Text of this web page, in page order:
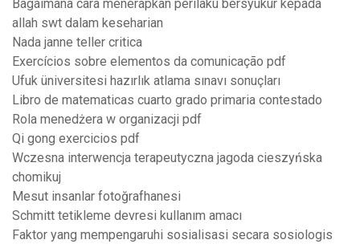
Bagaimana cara menerapkan perilaku bersyukur kepada
allah swt dalam keseharian
Nada janne teller critica
Exercícios sobre elementos da comunicação pdf
Ufuk üniversitesi hazırlık atlama sınavı sonuçları
Libro de matematicas cuarto grado primaria contestado
Rola menedżera w organizacji pdf
Qi gong exercicios pdf
Wczesna interwencja terapeutyczna jagoda cieszyńska
chomikuj
Mesut insanlar fotoğrafhanesi
Schmitt tetikleme devresi kullanım amacı
Faktor yang mempengaruhi sosialisasi secara sosiologis